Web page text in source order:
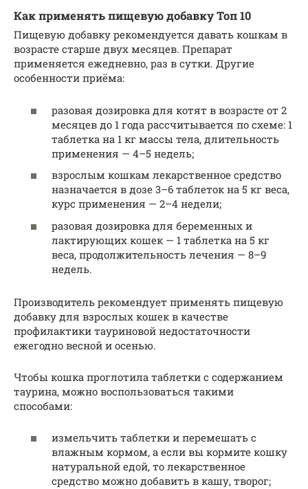
Как применять пищевую добавку Топ 10
Пищевую добавку рекомендуется давать кошкам в
возрасте старше двух месяцев. Препарат
применяется ежедневно, раз в сутки. Другие
особенности приёма:
разовая дозировка для котят в возрасте от 2
месяцев до 1 года рассчитывается по схеме: 1
таблетка на 1 кг массы тела, длительность
применения — 4–5 недель;
взрослым кошкам лекарственное средство
назначается в дозе 3–6 таблеток на 5 кг веса,
курс применения — 2–4 недели;
разовая дозировка для беременных и
лактирующих кошек — 1 таблетка на 5 кг
веса, продолжительность лечения — 8–9
недель.
Производитель рекомендует применять пищевую
добавку для взрослых кошек в качестве
профилактики тауриновой недостаточности
ежегодно весной и осенью.
Чтобы кошка проглотила таблетки с содержанием
таурина, можно воспользоваться такими
способами:
измельчить таблетки и перемешать с
влажным кормом, а если вы кормите кошку
натуральной едой, то лекарственное
средство можно добавить в кашу, творог;